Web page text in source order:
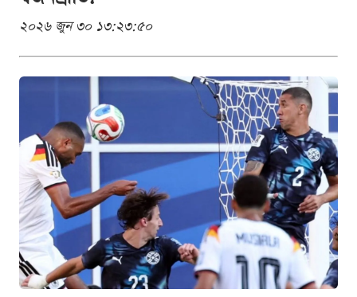
২০২৬ জুন ৩০ ১৩:২৩:৫০